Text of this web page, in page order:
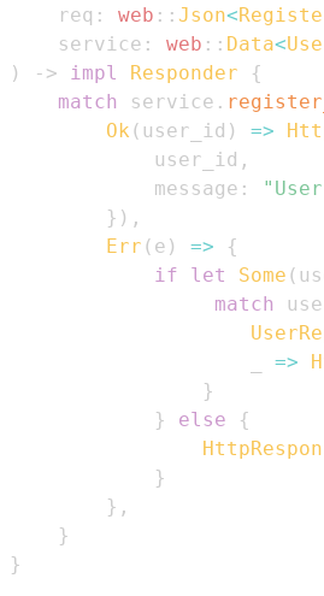
    req
: web :: Json<
    service
: web :: Data<
)
-> impl Responder
{
match
service .
Ok ( user_id ) =>
            user_id
,
            message
:
} ) ,
Err ( e ) =>
{
if
let Some (
match
=>
}
}
else
{
}
} ,
}
}